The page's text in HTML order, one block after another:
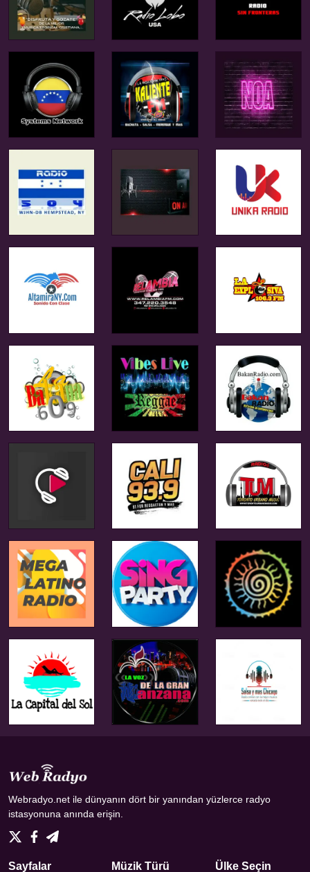
Webradyo.net ile dünyanın dört bir yanından yüzlerce radyo
istasyonuna anında erişin.
Sayfalar Müzik Türü Ülke Seçin